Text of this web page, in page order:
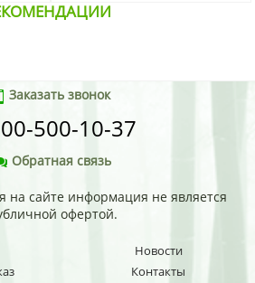
Заказать звонок
500-10-37
Обратная связь
на сайте информация не является
офертой.
Новости
Контакты